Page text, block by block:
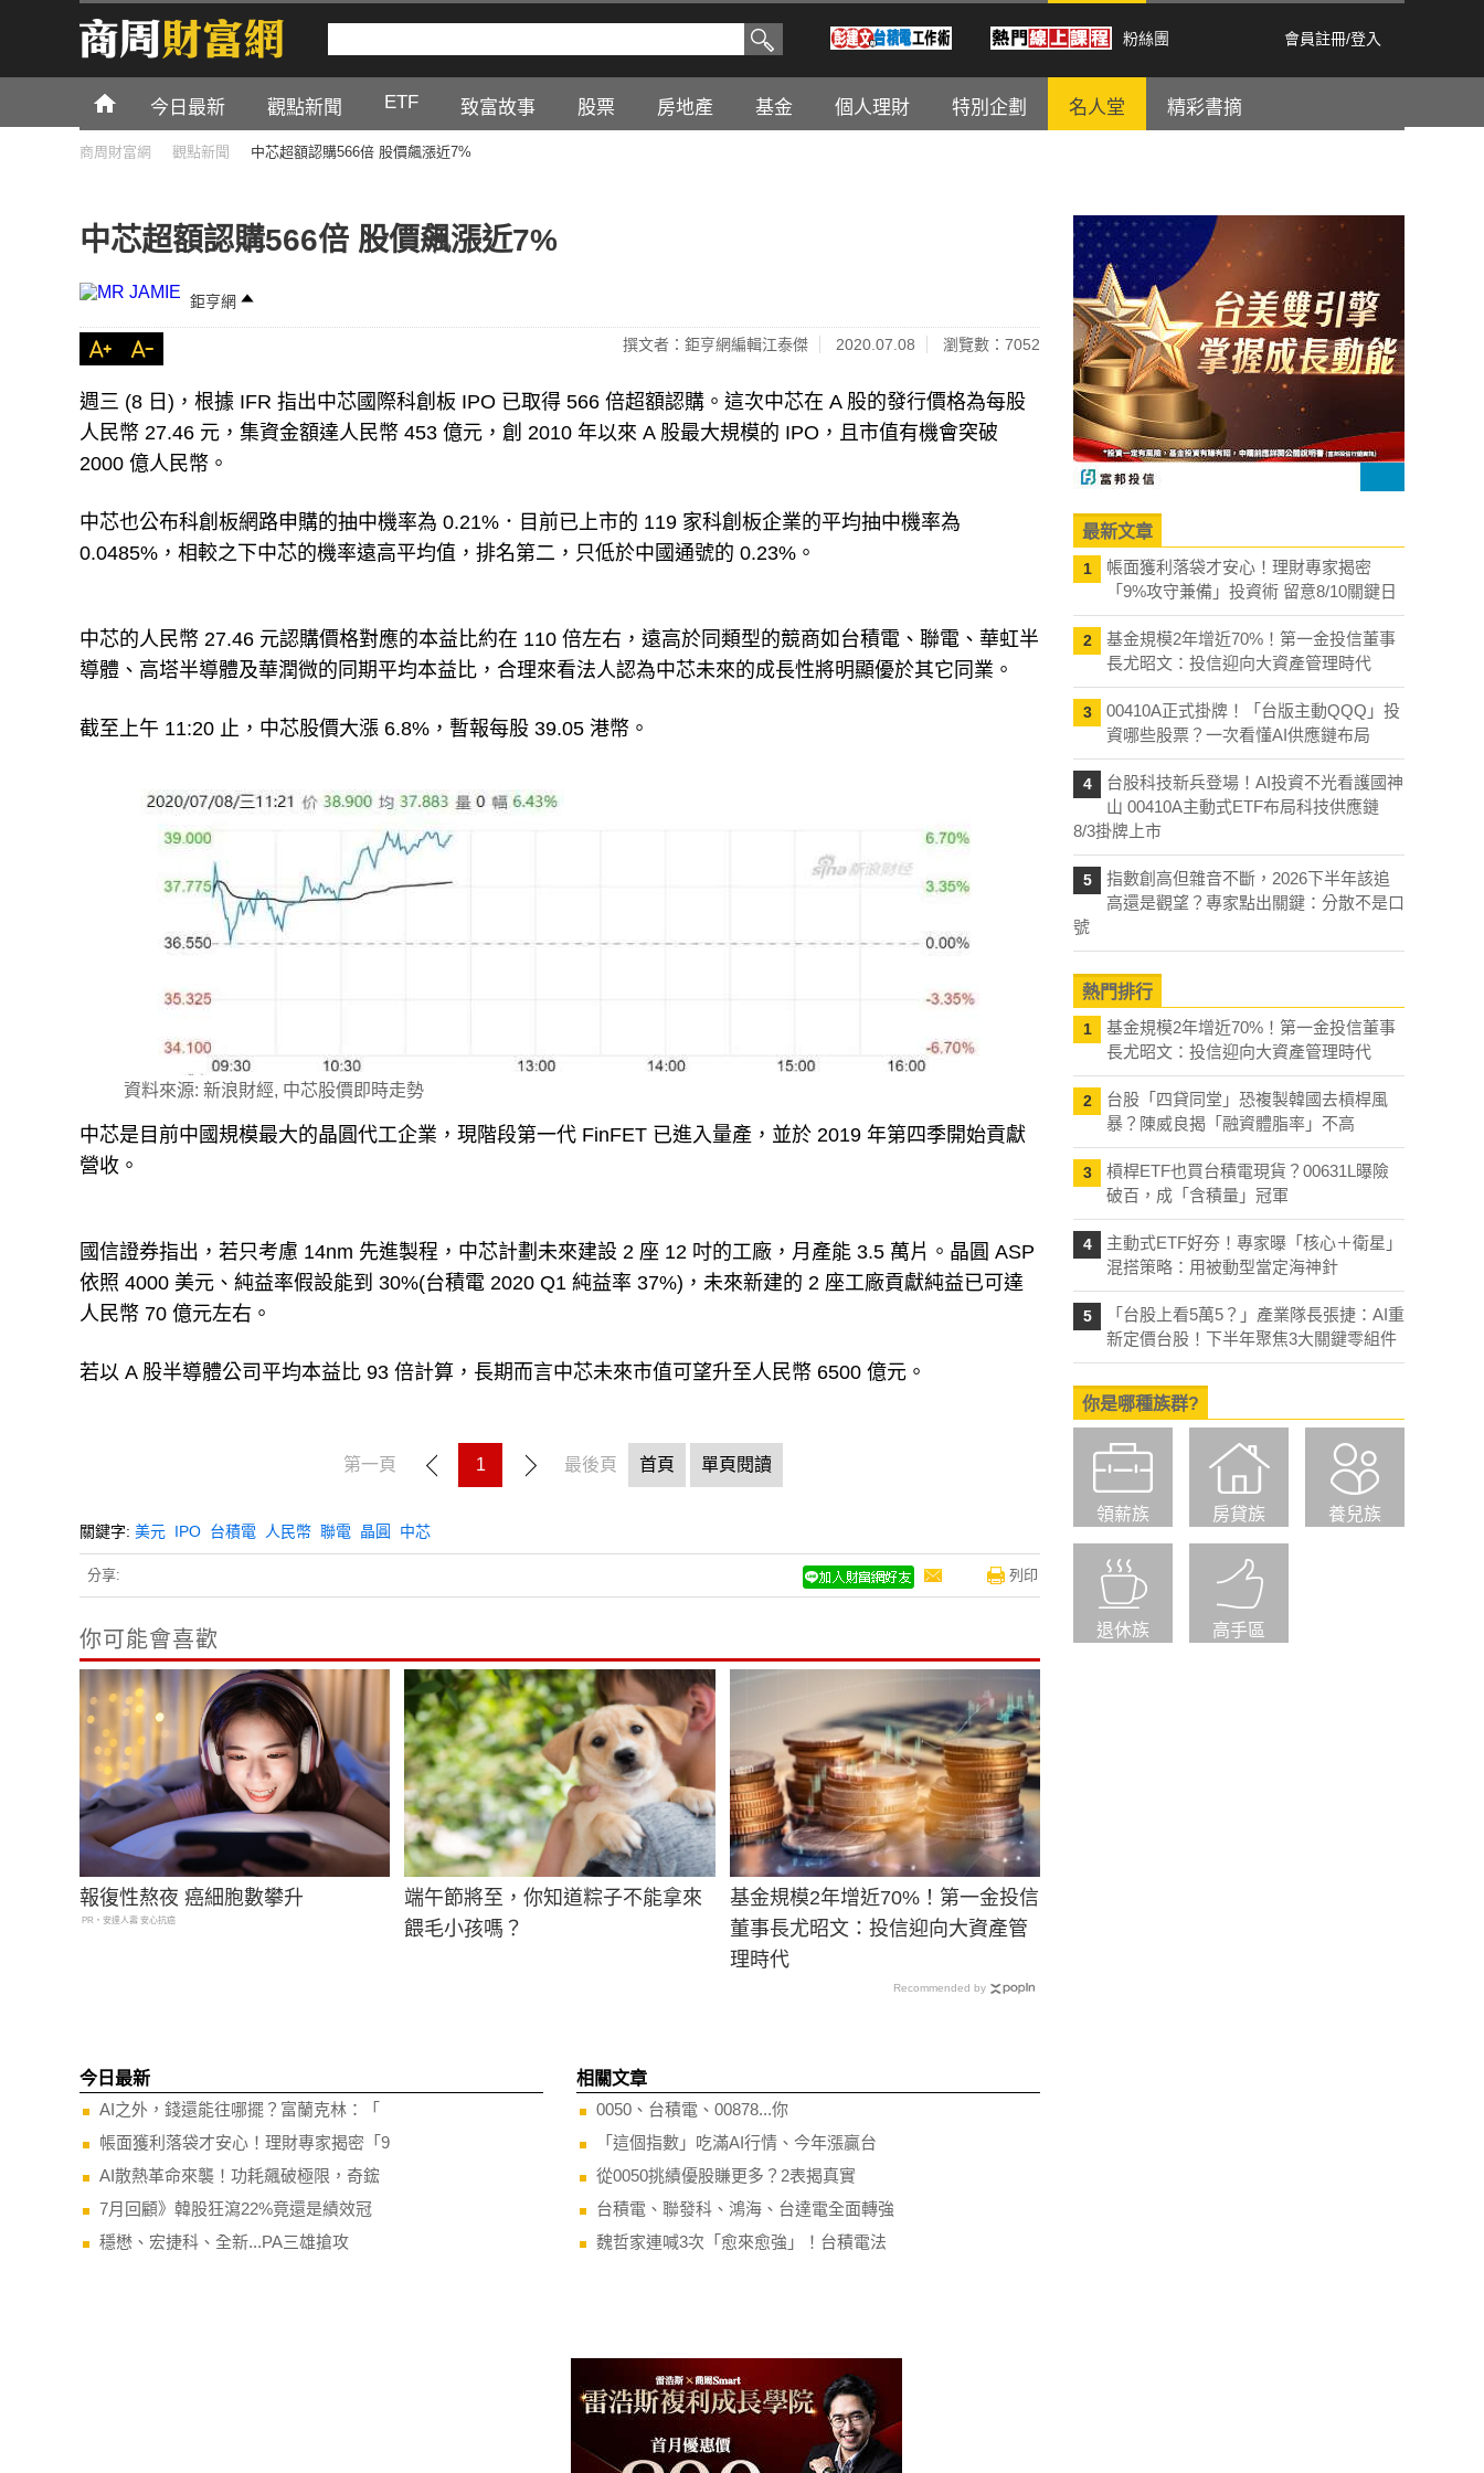
粉絲團 會員註冊/登入
今日最新 觀點新聞 ETF 致富故事 股票 房地產 基金 個人理財 特別企劃 名人堂 精彩書摘
商周財富網 觀點新聞 中芯超額認購566倍 股價飆漲近7%
中芯超額認購566倍 股價飆漲近7%
鉅亨網
撰文者：鉅亨網編輯江泰傑 2020.07.08 瀏覽數：7052
週三 (8 日)，根據 IFR 指出中芯國際科創板 IPO 已取得 566 倍超額認購。這次中芯在 A 股的發行價格為每股
人民幣 27.46 元，集資金額達人民幣 453 億元，創 2010 年以來 A 股最大規模的 IPO，且市值有機會突破
2000 億人民幣。
中芯也公布科創板網路申購的抽中機率為 0.21%．目前已上市的 119 家科創板企業的平均抽中機率為
0.0485%，相較之下中芯的機率遠高平均值，排名第二，只低於中國通號的 0.23%。
中芯的人民幣 27.46 元認購價格對應的本益比約在 110 倍左右，遠高於同類型的競商如台積電、聯電、華虹半
導體、高塔半導體及華潤微的同期平均本益比，合理來看法人認為中芯未來的成長性將明顯優於其它同業。
截至上午 11:20 止，中芯股價大漲 6.8%，暫報每股 39.05 港幣。
資料來源: 新浪財經, 中芯股價即時走勢
中芯是目前中國規模最大的晶圓代工企業，現階段第一代 FinFET 已進入量產，並於 2019 年第四季開始貢獻
營收。
國信證券指出，若只考慮 14nm 先進製程，中芯計劃未來建設 2 座 12 吋的工廠，月產能 3.5 萬片。晶圓 ASP
依照 4000 美元、純益率假設能到 30%(台積電 2020 Q1 純益率 37%)，未來新建的 2 座工廠貢獻純益已可達
人民幣 70 億元左右。
若以 A 股半導體公司平均本益比 93 倍計算，長期而言中芯未來市值可望升至人民幣 6500 億元。
第一頁 1 最後頁 首頁 單頁閱讀
關鍵字: 美元 IPO 台積電 人民幣 聯電 晶圓 中芯
分享: 列印
你可能會喜歡
報復性熬夜 癌細胞數攀升
PR・安達人壽 安心抗癌
端午節將至，你知道粽子不能拿來
餵毛小孩嗎？
基金規模2年增近70%！第一金投信
董事長尤昭文：投信迎向大資產管
理時代
Recommended by
今日最新
AI之外，錢還能往哪擺？富蘭克林：「
帳面獲利落袋才安心！理財專家揭密「9
AI散熱革命來襲！功耗飆破極限，奇鋐
7月回顧》韓股狂瀉22%竟還是績效冠
穩懋、宏捷科、全新...PA三雄搶攻
相關文章
0050、台積電、00878...你
「這個指數」吃滿AI行情、今年漲贏台
從0050挑績優股賺更多？2表揭真實
台積電、聯發科、鴻海、台達電全面轉強
魏哲家連喊3次「愈來愈強」！台積電法
最新文章
1
帳面獲利落袋才安心！理財專家揭密
「9%攻守兼備」投資術 留意8/10關鍵日
2
基金規模2年增近70%！第一金投信董事
長尤昭文：投信迎向大資產管理時代
3
00410A正式掛牌！「台版主動QQQ」投
資哪些股票？一次看懂AI供應鏈布局
4
台股科技新兵登場！AI投資不光看護國神
山 00410A主動式ETF布局科技供應鏈
8/3掛牌上市
5
指數創高但雜音不斷，2026下半年該追
高還是觀望？專家點出關鍵：分散不是口
號
熱門排行
1
基金規模2年增近70%！第一金投信董事
長尤昭文：投信迎向大資產管理時代
2
台股「四貸同堂」恐複製韓國去槓桿風
暴？陳威良揭「融資體脂率」不高
3
槓桿ETF也買台積電現貨？00631L曝險
破百，成「含積量」冠軍
4
主動式ETF好夯！專家曝「核心＋衛星」
混搭策略：用被動型當定海神針
5
「台股上看5萬5？」產業隊長張捷：AI重
新定價台股！下半年聚焦3大關鍵零組件
你是哪種族群?
領薪族 房貸族 養兒族
退休族 高手區